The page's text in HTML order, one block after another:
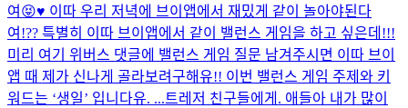
여😝♥️ 이따 우리 저녁에 브이앱에서 재밌게 같이 놀아야된다
여!?? 특별히 이따 브이앱에서 같이 밸런스 게임을 하고 싶은데!!!
미리 여기 위버스 댓글에 밸런스 게임 질문 남겨주시면 이따 브이
앱 때 제가 신나게 골라보려구해유!! 이번 밸런스 게임 주제와 키
워드는 ‘생일’ 입니다유. ...트레저 친구들에게. 애들아 내가 많이